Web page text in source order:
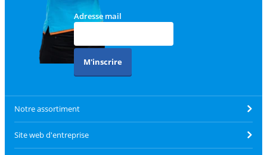
Adresse mail
M'inscrire
Notre assortiment
Site web d'entreprise